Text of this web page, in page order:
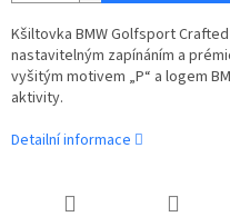
Kšiltovka BMW Golfsport
nastavitelným zapínáním a
vyšitým motivem „P“ a logem
aktivity.
Detailní informace